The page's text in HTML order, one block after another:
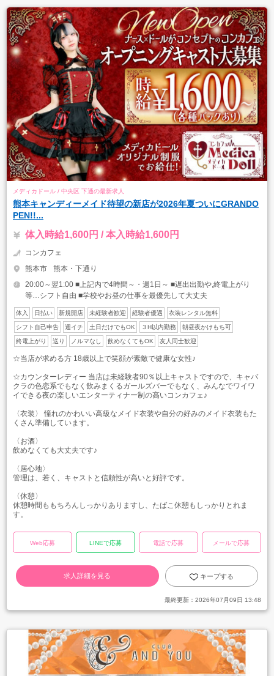
メディカドール / 中央区 下通の最新求人
熊本キャンディーメイド待望の新店が2026年夏ついにGRANDO
PEN!!...
体入時給1,600円 / 本入時給1,600円
コンカフェ
熊本市
熊本・下通り
20:00～翌1:00 ■上記内で4時間～・週1日～ ■遅出出勤や,終電上がり
等…シフト自由 ■学校やお昼の仕事を最優先して大丈夫
体入 日払い 新規開店 未経験者歓迎 経験者優遇 衣装レンタル無料
シフト自己申告 週イチ 土日だけでもOK ３H以内勤務 朝昼夜かけもち可
終電上がり 送り ノルマなし 飲めなくてもOK 友人同士歓迎
☆当店が求める方 18歳以上で笑顔が素敵で健康な女性♪
☆カウンターレディー 当店は未経験者90％以上キャストですので、キャバ
クラの色恋系でもなく飲みまくるガールズバーでもなく、みんなでワイワ
イできる夜の楽しいエンターティナー制の高いコンカフェ♪
〈衣装〉 憧れのかわいい高級なメイド衣装や自分の好みのメイド衣装もた
くさん準備しています。
〈お酒〉
飲めなくても大丈夫です♪
〈居心地〉
管理は、若く、キャストと信頼性が高いと好評です。
〈休憩〉
休憩時間ももちろんしっかりありますし、たばこ休憩もしっかりとれま
す。
Web応募 LINEで応募 電話で応募 メールで応募
求人詳細を見る キープする
最終更新： 2026年07月09日 13:48